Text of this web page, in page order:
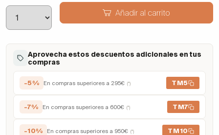
Añadir al carrito
Aprovecha estos descuentos adicionales en tus
compras
-5% En compras superiores a 295€ (*) TM5
-7% En compras superiores a 600€ (*) TM7
-10% En compras superiores a 950€ (*) TM10